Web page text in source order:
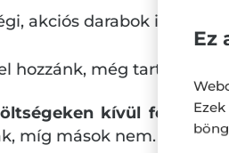
akciós darabok is, így
hozzánk, még tartanak az
kívül fontos
míg mások nem. Az
Ez